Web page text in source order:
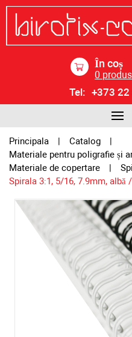
În coș
0
Tel: +373
Principala
Catalog
Materiale pentru poligrafie și
Materiale de copertare
Spirala 3:1, 5/16, 7.9mm, albă